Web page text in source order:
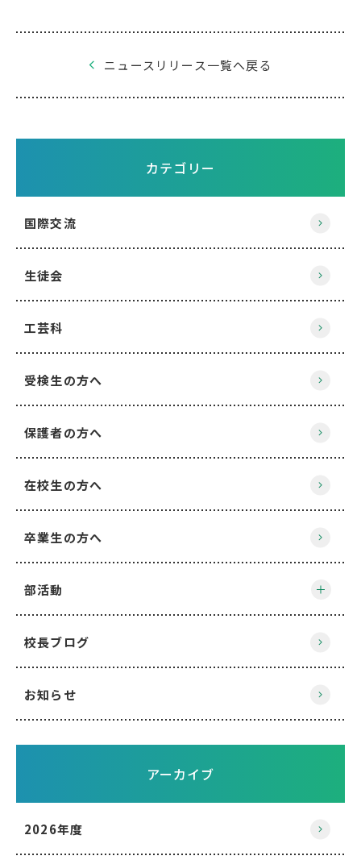
ニュースリリース一覧へ戻る
カテゴリー
国際交流
生徒会
工芸科
受検生の方へ
保護者の方へ
在校生の方へ
卒業生の方へ
部活動
校長ブログ
お知らせ
アーカイブ
2026年度